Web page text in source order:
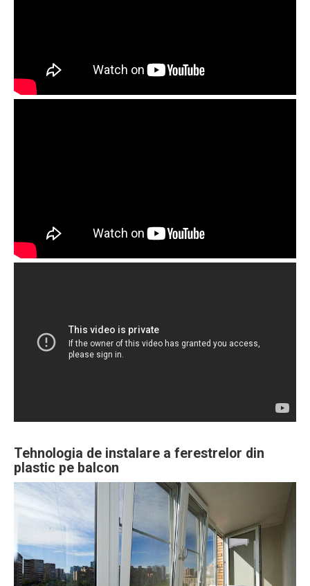
Tehnologia de instalare a ferestrelor din
plastic pe balcon